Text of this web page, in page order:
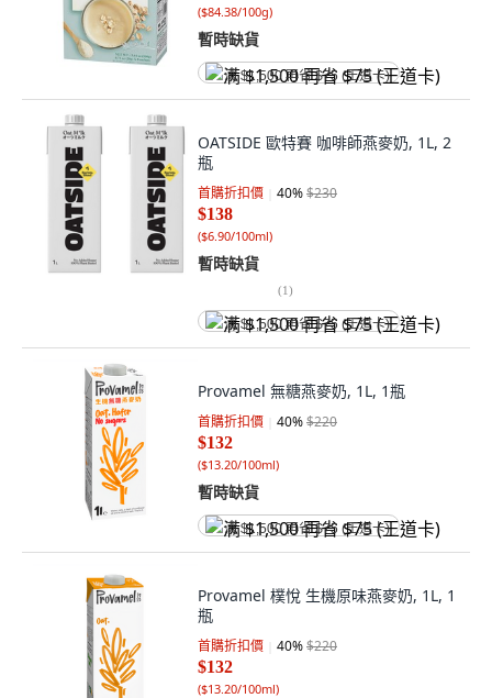
($84.38/100g)
暫時缺貨
满 $1,500 再省 $75 (王道卡)
OATSIDE 歐特賽 咖啡師燕麥奶, 1L, 2
瓶
首購折扣價 40%$230
$138
($6.90/100ml)
暫時缺貨
(1)
满 $1,500 再省 $75 (王道卡)
Provamel 無糖燕麥奶, 1L, 1瓶
首購折扣價 40%$220
$132
($13.20/100ml)
暫時缺貨
满 $1,500 再省 $75 (王道卡)
Provamel 樸悅 生機原味燕麥奶, 1L, 1
瓶
首購折扣價 40%$220
$132
($13.20/100ml)